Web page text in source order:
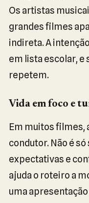
Os artistas
grandes filmes
indireta. A
em lista escolar, e
repetem.
Vida em foco e
Em muitos filmes,
condutor. Não é só
expectativas e
ajuda o roteiro a
uma